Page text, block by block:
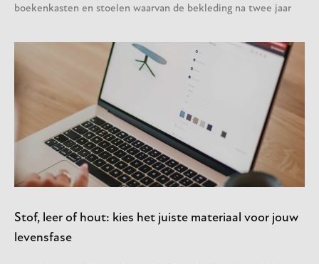
boekenkasten en stoelen waarvan de bekleding na twee jaar
Stof, leer of hout: kies het juiste materiaal voor jouw
levensfase